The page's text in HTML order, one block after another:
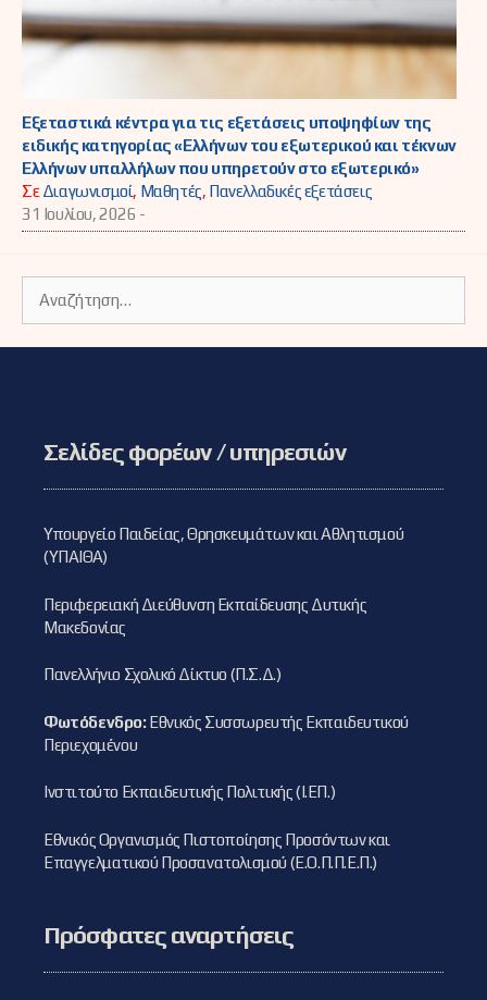
Εξεταστικά κέντρα για τις εξετάσεις υποψηφίων της
ειδικής κατηγορίας «Ελλήνων του εξωτερικού και τέκνων
Ελλήνων υπαλλήλων που υπηρετούν στο εξωτερικό»
ΣεΔιαγωνισμοί, Μαθητές, Πανελλαδικές εξετάσεις
31 Ιουλίου, 2026 -
για:
Σελίδες φορέων / υπηρεσιών
Υπουργείο Παιδείας, Θρησκευμάτων και Αθλητισμού
(ΥΠΑΙΘΑ)
Περιφερειακή Διεύθυνση Εκπαίδευσης Δυτικής
Μακεδονίας
Πανελλήνιο Σχολικό Δίκτυο (Π.Σ.Δ.)
Φωτόδενδρο:Εθνικός Συσσωρευτής Εκπαιδευτικού
Περιεχομένου
Ινστιτούτο Εκπαιδευτικής Πολιτικής (Ι.ΕΠ.)
Εθνικός Οργανισμός Πιστοποίησης Προσόντων και
Επαγγελματικού Προσανατολισμού (Ε.Ο.Π.Π.Ε.Π.)
Πρόσφατες αναρτήσεις